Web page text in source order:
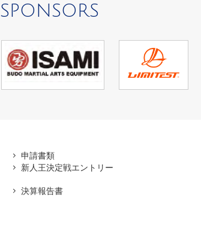
SPONSORS
申請書類
新人王決定戦エントリー
決算報告書